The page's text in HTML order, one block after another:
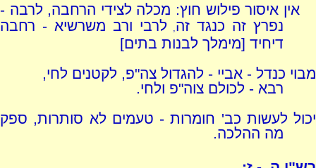
אין איסור פילוש חוץ: מכלה לצידי הרחבה, לרבה -
נפרץ זה כנגד זה ,לרבי ורב משרשיא - רחבה
דיחיד [מימלך לבנות בתים]
מבוי כנדל - אביי - להגדול צה"פ, לקטנים לחי,
רבא - לכולם צוה"פ ולחי.
יכול לעשות כב' חומרות - טעמים לא סותרות, ספק
מה ההלכה.